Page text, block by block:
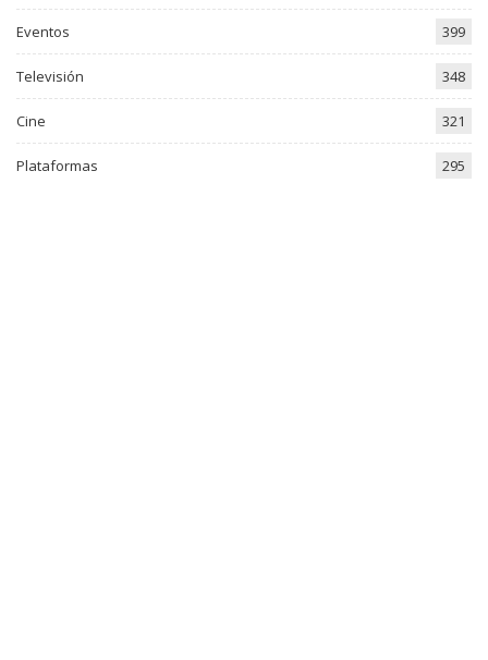
Eventos 399
Televisión 348
Cine 321
Plataformas 295